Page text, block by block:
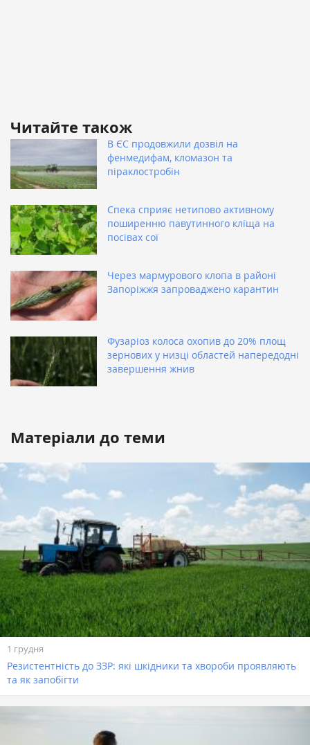
Читайте також
В ЄС продовжили дозвіл на
фенмедифам, кломазон та
піраклостробін
Спека сприяє нетипово активному
поширенню павутинного кліща на
посівах сої
Через мармурового клопа в районі
Запоріжжя запроваджено карантин
Фузаріоз колоса охопив до 20% площ
зернових у низці областей напередодні
завершення жнив
Матеріали до теми
1 грудня
Резистентність до ЗЗР: які шкідники та хвороби проявляють
та як запобігти